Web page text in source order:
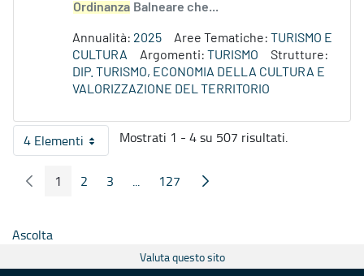
Ordinanza Balneare che...
Annualità: 2025 Aree Tematiche: TURISMO E
CULTURA
Argomenti: TURISMO
Strutture:
DIP. TURISMO, ECONOMIA DELLA CULTURA E
VALORIZZAZIONE DEL TERRITORIO
4 ElementiPer pagina
Mostrati 1 - 4 su 507 risultati.
Pagina Precedente
Pagina
1 Pagina
2 Pagina
3 ...
Pagine intermedie
Pagina
127 Pagina Seguente
Ascolta
Valuta questo sito